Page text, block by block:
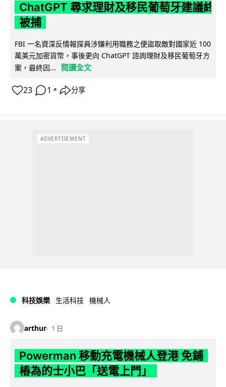
ChatGPT 尋求理財及移民葡萄牙建議終
被捕
FBI 一名資深反情報探員涉嫌利用職務之便盜取敵對國家近 100
萬美元加密貨幣，事後更向 ChatGPT 諮詢理財及移民葡萄牙方
案，最終因...
閱讀全文
23 1 ↗ 分享
ADVERTISEMENT
科技娛樂 生活科技 機械人
arthur 1 日
Powerman 移動充電機械人登港 免鋪
樁為的士小巴「送電上門」